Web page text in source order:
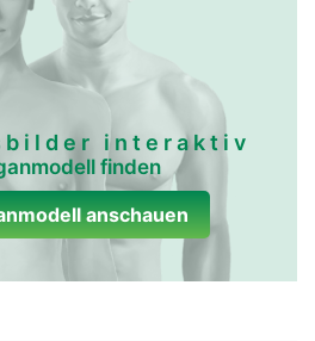
interaktiv
finden
anschauen